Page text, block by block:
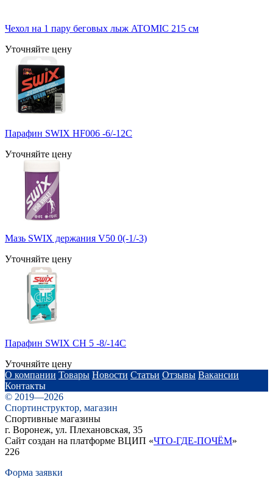
Чехол на 1 пару беговых лыж ATOMIC 215 см
Уточняйте цену
Парафин SWIX HF006 -6/-12С
Уточняйте цену
Мазь SWIX держания V50 0(-1/-3)
Уточняйте цену
Парафин SWIX CH 5 -8/-14C
Уточняйте цену
О компании Товары Новости Статьи Отзывы Вакансии
Контакты
© 2019—2026
Спортинструктор, магазин
Спортивные магазины
г. Воронеж, ул. Плехановская, 35
Сайт создан на платформе ВЦИП «ЧТО-ГДЕ-ПОЧЁМ»
226
Форма заявки